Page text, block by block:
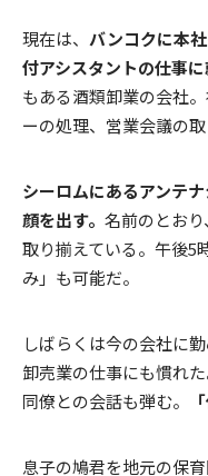
現在は、 バンコクに本
付アシスタントの仕事に
もある酒類卸業の会社
ーの処理、営業会議の
シーロムにあるアンテ
顔を出す。 名前のとお
取り揃えている。午後5
み」も可能だ。
しばらくは今の会社に
卸売業の仕事にも慣れ
同僚との会話も弾む。
息子の鳩君を地元の保